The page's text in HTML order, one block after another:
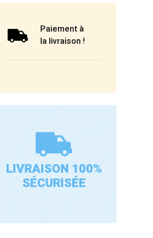
Paiement à
la livraison !
LIVRAISON 100%
SÉCURISÉE